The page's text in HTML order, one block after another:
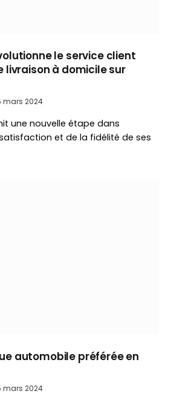
le service client
livraison à domicile sur
mars 2024
une nouvelle étape dans
et de la fidélité de ses
automobile préférée en
mars 2024